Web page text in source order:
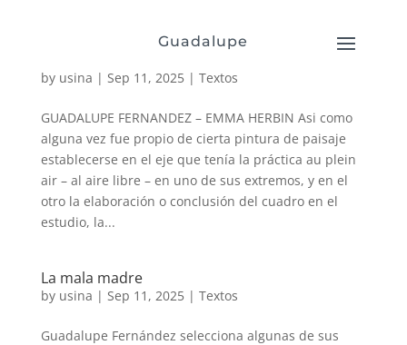
Guadalupe
by usina | Sep 11, 2025| Textos
GUADALUPE FERNANDEZ – EMMA HERBIN Asi como
alguna vez fue propio de cierta pintura de paisaje
establecerse en el eje que tenía la práctica au plein
air – al aire libre – en uno de sus extremos, y en el
otro la elaboración o conclusión del cuadro en el
estudio, la...
La mala madre
by usina | Sep 11, 2025| Textos
Guadalupe Fernández selecciona algunas de sus